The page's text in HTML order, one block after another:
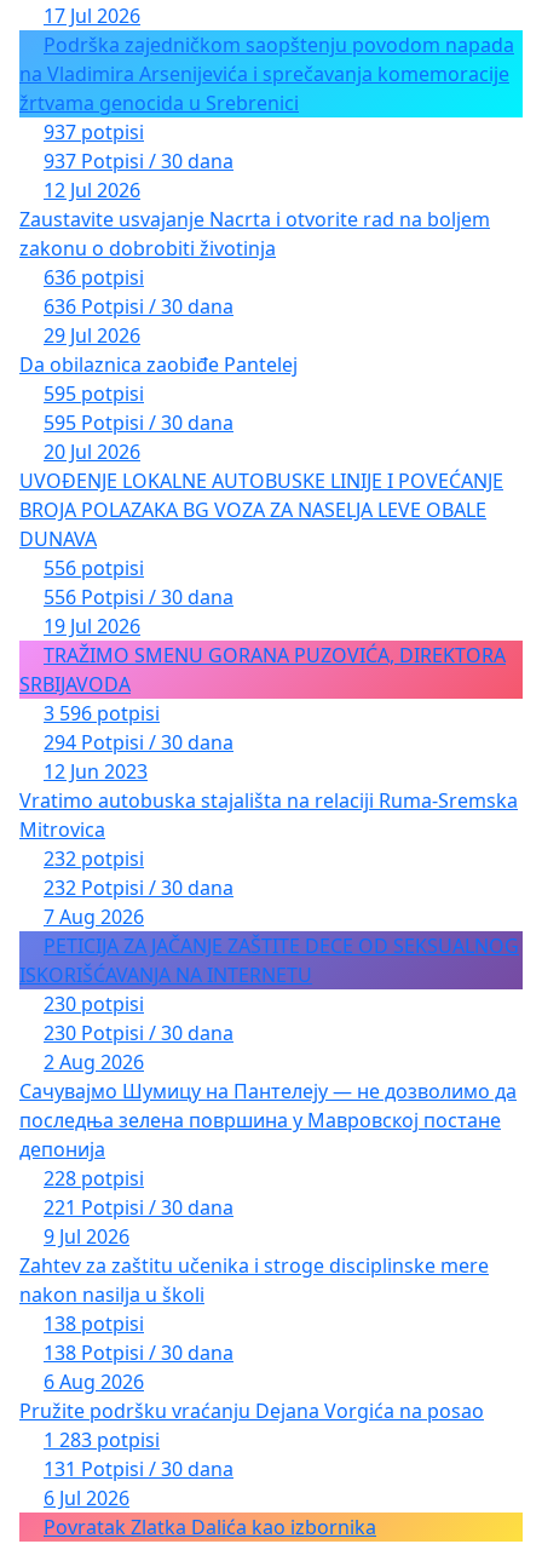
17 Jul 2026
Podrška zajedničkom saopštenju povodom napada
na Vladimira Arsenijevića i sprečavanja komemoracije
žrtvama genocida u Srebrenici
937 potpisi
937 Potpisi / 30 dana
12 Jul 2026
Zaustavite usvajanje Nacrta i otvorite rad na boljem
zakonu o dobrobiti životinja
636 potpisi
636 Potpisi / 30 dana
29 Jul 2026
Da obilaznica zaobiđe Pantelej
595 potpisi
595 Potpisi / 30 dana
20 Jul 2026
UVOĐENJE LOKALNE AUTOBUSKE LINIJE I POVEĆANJE
BROJA POLAZAKA BG VOZA ZA NASELJA LEVE OBALE
DUNAVA
556 potpisi
556 Potpisi / 30 dana
19 Jul 2026
TRAŽIMO SMENU GORANA PUZOVIĆA, DIREKTORA
SRBIJAVODA
3 596 potpisi
294 Potpisi / 30 dana
12 Jun 2023
Vratimo autobuska stajališta na relaciji Ruma-Sremska
Mitrovica
232 potpisi
232 Potpisi / 30 dana
7 Aug 2026
PETICIJA ZA JAČANJE ZAŠTITE DECE OD SEKSUALNOG
ISKORIŠĆAVANJA NA INTERNETU
230 potpisi
230 Potpisi / 30 dana
2 Aug 2026
Сачувајмо Шумицу на Пантелеју — не дозволимо да
последња зелена површина у Мавровској постане
депонија
228 potpisi
221 Potpisi / 30 dana
9 Jul 2026
Zahtev za zaštitu učenika i stroge disciplinske mere
nakon nasilja u školi
138 potpisi
138 Potpisi / 30 dana
6 Aug 2026
Pružite podršku vraćanju Dejana Vorgića na posao
1 283 potpisi
131 Potpisi / 30 dana
6 Jul 2026
Povratak Zlatka Dalića kao izbornika